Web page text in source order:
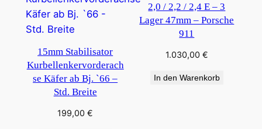
15mm Stabilisator
Kurbellenkervorderach
se Käfer ab Bj. `66 –
Std. Breite
199,00€
2,0 / 2,2 / 2,4 E – 3
Lager 47mm – Porsche
911
1.030,00 €
In den Warenkorb